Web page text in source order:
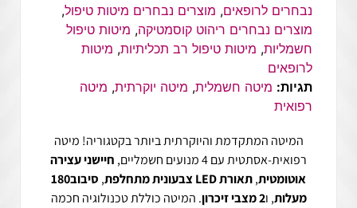
נבחרים לרופאים, מוצרים נבחרים מיטות טיפול,
מוצרים נבחרים ריהוט קוסמטיקה, מיטות טיפול
חשמליות, מיטות טיפול רב תכליתיות, מיטות
לרופאים
תגיות: מיטה חשמלית, מיטה יוקרתית, מיטה
רפואית
המיטה המתקדמת והיוקרתית ביותר בקטגוריה! מיטה
רפואית-אסתטית עם 4 מנועים חשמליים,
חיישני עצירה
אוטומטית,תאורת LED צבעונית מתחלפת ,
סיבוב180
מעלות, ו2 מצבי זיכרון
. המיטה כוללת טכנולוגיה חכמה